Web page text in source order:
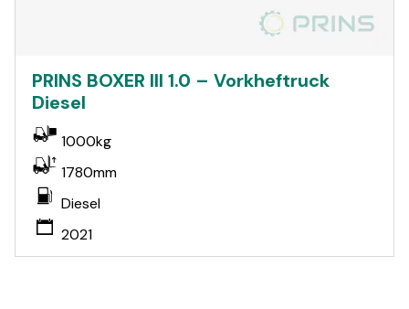
PRINS BOXER III 1.0 – Vorkheftruck
Diesel
1000kg
1780mm
Diesel
2021